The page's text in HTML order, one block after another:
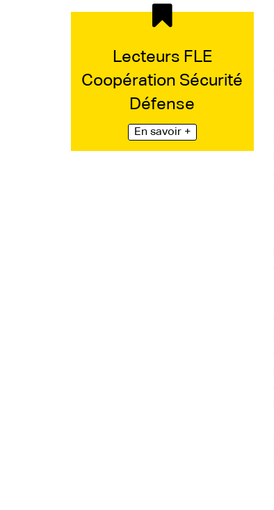
Lecteurs FLE
Coopération Sécurité
Défense
En savoir +